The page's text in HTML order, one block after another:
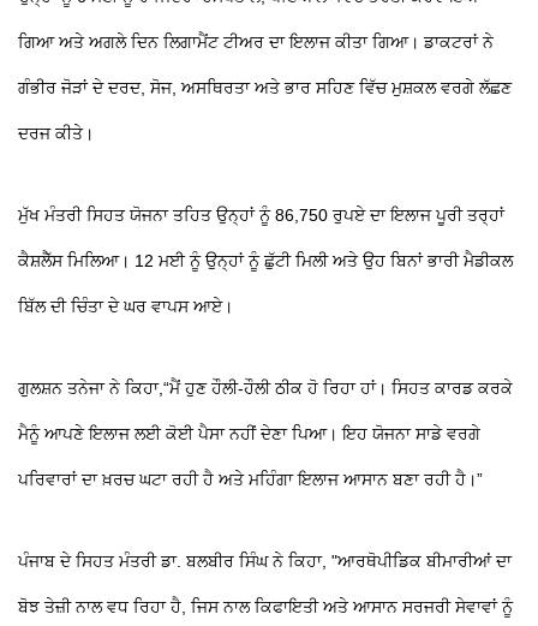
ਗਿਆ ਅਤੇ ਅਗਲੇ ਦਿਨ ਲਿਗਾਮੈਂਟ ਟੀਅਰ ਦਾ ਇਲਾਜ ਕੀਤਾ ਗਿਆ। ਡਾਕਟਰਾਂ ਨੇ
ਗੰਭੀਰ ਜੋੜਾਂ ਦੇ ਦਰਦ, ਸੋਜ, ਅਸਥਿਰਤਾ ਅਤੇ ਭਾਰ ਸਹਿਣ ਵਿੱਚ ਮੁਸ਼ਕਲ ਵਰਗੇ ਲੱਛਣ
ਦਰਜ ਕੀਤੇ।
ਮੁੱਖ ਮੰਤਰੀ ਸਿਹਤ ਯੋਜਨਾ ਤਹਿਤ ਉਨ੍ਹਾਂ ਨੂੰ 86,750 ਰੁਪਏ ਦਾ ਇਲਾਜ ਪੂਰੀ ਤਰ੍ਹਾਂ
ਕੈਸ਼ਲੈੱਸ ਮਿਲਿਆ। 12 ਮਈ ਨੂੰ ਉਨ੍ਹਾਂ ਨੂੰ ਛੁੱਟੀ ਮਿਲੀ ਅਤੇ ਉਹ ਬਿਨਾਂ ਭਾਰੀ ਮੈਡੀਕਲ
ਬਿੱਲ ਦੀ ਚਿੰਤਾ ਦੇ ਘਰ ਵਾਪਸ ਆਏ।
ਗੁਲਸ਼ਨ ਤਨੇਜਾ ਨੇ ਕਿਹਾ,“ਮੈਂ ਹੁਣ ਹੌਲੀ-ਹੌਲੀ ਠੀਕ ਹੋ ਰਿਹਾ ਹਾਂ। ਸਿਹਤ ਕਾਰਡ ਕਰਕੇ
ਮੈਨੂੰ ਆਪਣੇ ਇਲਾਜ ਲਈ ਕੋਈ ਪੈਸਾ ਨਹੀਂ ਦੇਣਾ ਪਿਆ। ਇਹ ਯੋਜਨਾ ਸਾਡੇ ਵਰਗੇ
ਪਰਿਵਾਰਾਂ ਦਾ ਖ਼ਰਚ ਘਟਾ ਰਹੀ ਹੈ ਅਤੇ ਮਹਿੰਗਾ ਇਲਾਜ ਆਸਾਨ ਬਣਾ ਰਹੀ ਹੈ।”
ਪੰਜਾਬ ਦੇ ਸਿਹਤ ਮੰਤਰੀ ਡਾ. ਬਲਬੀਰ ਸਿੰਘ ਨੇ ਕਿਹਾ, "ਆਰਥੋਪੀਡਿਕ ਬੀਮਾਰੀਆਂ ਦਾ
ਬੋਝ ਤੇਜ਼ੀ ਨਾਲ ਵਧ ਰਿਹਾ ਹੈ, ਜਿਸ ਨਾਲ ਕਿਫਾਇਤੀ ਅਤੇ ਆਸਾਨ ਸਰਜਰੀ ਸੇਵਾਵਾਂ ਨੂੰ